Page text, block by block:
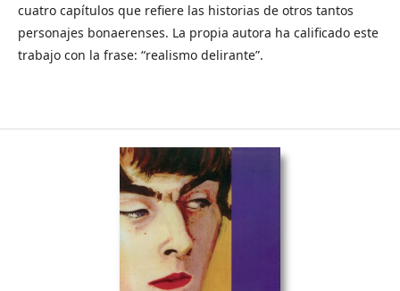
cuatro capítulos que refiere las historias de otros tantos
personajes bonaerenses. La propia autora ha calificado este
trabajo con la frase: “realismo delirante”.